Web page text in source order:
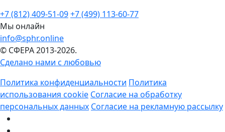
+7 (812) 409-51-09+7 (499) 113-60-77
Мы онлайн
info@sphr.online
© СФЕРА 2013-2026.
Сделано нами с любовью
Политика конфиденциальности Политика
использования cookie Согласие на обработку
персональных данных Согласие на рекламную рассылку